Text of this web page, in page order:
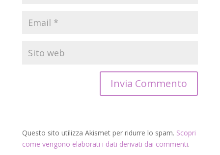
Questo sito utilizza Akismet per ridurre lo spam. Scopri
come vengono elaborati i dati derivati dai commenti.